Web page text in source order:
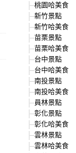
桃園哈美食
新竹景點
新竹哈美食
苗栗景點
苗栗哈美食
台中景點
台中哈美食
南投景點
南投哈美食
員林景點
彰化景點
彰化哈美食
雲林景點
雲林哈美食